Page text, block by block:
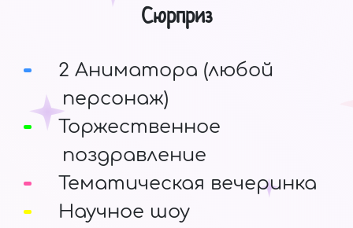
Сюрприз
2 Аниматора (любой
персонаж)
Торжественное
поздравление
Тематическая вечеринка
Научное шоу